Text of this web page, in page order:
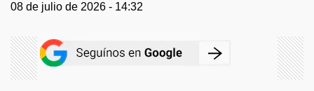
08 de julio de 2026 - 14:32